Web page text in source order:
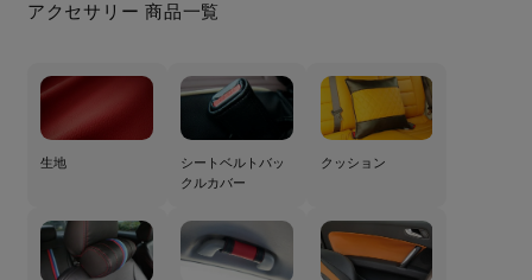
アクセサリー 商品一覧
生地
シートベルトバッ
クルカバー
クッション